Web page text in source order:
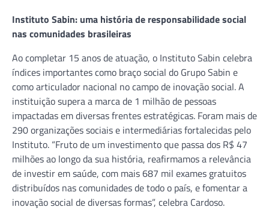
Instituto Sabin: uma história de responsabilidade social
nas comunidades brasileiras
Ao completar 15 anos de atuação, o Instituto Sabin celebra
índices importantes como braço social do Grupo Sabin e
como articulador nacional no campo de inovação social. A
instituição supera a marca de 1 milhão de pessoas
impactadas em diversas frentes estratégicas. Foram mais de
290 organizações sociais e intermediárias fortalecidas pelo
Instituto. “Fruto de um investimento que passa dos R$ 47
milhões ao longo da sua história, reafirmamos a relevância
de investir em saúde, com mais 687 mil exames gratuitos
distribuídos nas comunidades de todo o país, e fomentar a
inovação social de diversas formas”, celebra Cardoso.